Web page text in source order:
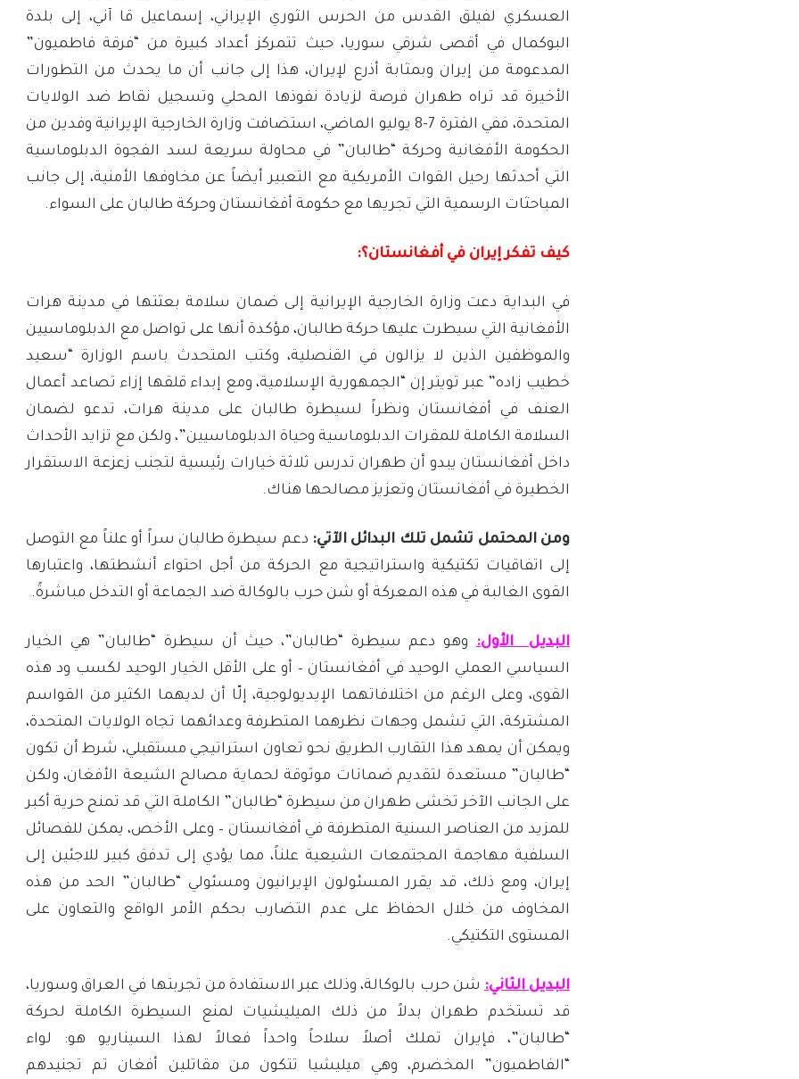
العسكري لفيلق القدس من الحرس الثوري الإيراني، إسماعيل قا آني، إلى بلدة
البوكمال في أقصى شرقي سوريا، حيث تتمركز أعداد كبيرة من “فرقة فاطميون”
المدعومة من إيران وبمثابة أذرع لإيران، هذا إلى جانب أن ما يحدث من التطورات
الأخيرة قد تراه طهران فرصة لزيادة نفوذها المحلي وتسجيل نقاط ضد الولايات
المتحدة، ففي الفترة 7-8 يوليو الماضي، استضافت وزارة الخارجية الإيرانية وفدين من
الحكومة الأفغانية وحركة “طالبان” في محاولة سريعة لسد الفجوة الدبلوماسية
التي أحدثها رحيل القوات الأمريكية مع التعبير أيضاً عن مخاوفها الأمنية، إلى جانب
المباحثات الرسمية التي تجريها مع حكومة أفغانستان وحركة طالبان على السواء.
كيف تفكر إيران في أفغانستان؟:
في البداية دعت وزارة الخارجية الإيرانية إلى ضمان سلامة بعثتها في مدينة هرات
الأفغانية التي سيطرت عليها حركة طالبان، مؤكدة أنها على تواصل مع الدبلوماسيين
والموظفين الذين لا يزالون في القنصلية، وكتب المتحدث باسم الوزارة “سعيد
خطيب زاده” عبر تويتر إن “الجمهورية الإسلامية، ومع إبداء قلقها إزاء تصاعد أعمال
العنف في أفغانستان ونظراً لسيطرة طالبان على مدينة هرات، تدعو لضمان
السلامة الكاملة للمقرات الدبلوماسية وحياة الدبلوماسيين”، ولكن مع تزايد الأحداث
داخل أفغانستان يبدو أن طهران تدرس ثلاثة خيارات رئيسية لتجنب زعزعة الاستقرار
الخطيرة في أفغانستان وتعزيز مصالحها هناك.
ومن المحتمل تشمل تلك البدائل الآتي: دعم سيطرة طالبان سراً أو علناً مع التوصل
إلى اتفاقيات تكتيكية واستراتيجية مع الحركة من أجل احتواء أنشطتها، واعتبارها
القوى الغالبة في هذه المعركة أو شن حرب بالوكالة ضد الجماعة أو التدخل مباشرةً.
البديل الأول:وهو دعم سيطرة “طالبان”، حيث أن سيطرة “طالبان” هي الخيار
السياسي العملي الوحيد في أفغانستان – أو على الأقل الخيار الوحيد لكسب ود هذه
القوى، وعلى الرغم من اختلافاتهما الإيديولوجية، إلّا أن لديهما الكثير من القواسم
المشتركة، التي تشمل وجهات نظرهما المتطرفة وعدائهما تجاه الولايات المتحدة،
ويمكن أن يمهد هذا التقارب الطريق نحو تعاون استراتيجي مستقبلي، شرط أن تكون
“طالبان” مستعدة لتقديم ضمانات موثوقة لحماية مصالح الشيعة الأفغان، ولكن
على الجانب الآخر تخشى طهران من سيطرة “طالبان” الكاملة التي قد تمنح حرية أكبر
للمزيد من العناصر السنية المتطرفة في أفغانستان – وعلى الأخص، يمكن للفصائل
السلفية مهاجمة المجتمعات الشيعية علناً، مما يؤدي إلى تدفق كبير للاجئين إلى
إيران، ومع ذلك، قد يقرر المسئولون الإيرانيون ومسئولي “طالبان” الحد من هذه
المخاوف من خلال الحفاظ على عدم التضارب بحكم الأمر الواقع والتعاون على
المستوى التكتيكي.
البديل الثاني:شن حرب بالوكالة، وذلك عبر الاستفادة من تجربتها في العراق وسوريا،
قد تستخدم طهران بدلاً من ذلك الميليشيات لمنع السيطرة الكاملة لحركة
“طالبان”، فإيران تملك أصلاً سلاحاً واحداً فعالاً لهذا السيناريو هو: لواء
“الفاطميون” المخضرم، وهي ميليشيا تتكون من مقاتلين أفغان تم تجنيدهم